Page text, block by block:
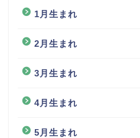
1月生まれ
2月生まれ
3月生まれ
4月生まれ
5月生まれ